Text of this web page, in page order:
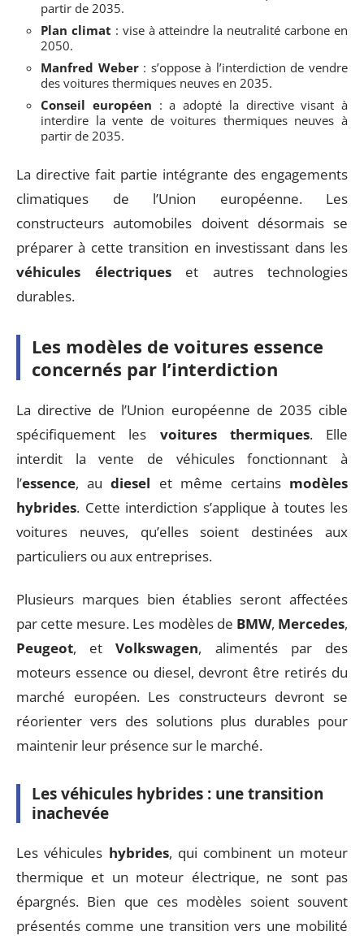
partir de 2035.
Plan climat : vise à atteindre la neutralité carbone en
2050.
Manfred Weber: s’oppose à l’interdiction de vendre
des voitures thermiques neuves en 2035.
Conseil européen : a adopté la directive visant à
interdire la vente de voitures thermiques neuves à
partir de 2035.
La directive fait partie intégrante des engagements
climatiques de l’Union européenne. Les
constructeurs automobiles doivent désormais se
préparer à cette transition en investissant dans les
véhicules électriqueset autres technologies
durables.
Les modèles de voitures essence
concernés par l’interdiction
La directive de l’Union européenne de 2035 cible
spécifiquement les voitures thermiques. Elle
interdit la vente de véhicules fonctionnant à
l’essence, audiesel et même certains modèles
hybrides. Cette interdiction s’applique à toutes les
voitures neuves, qu’elles soient destinées aux
particuliers ou aux entreprises.
Plusieurs marques bien établies seront affectées
par cette mesure. Les modèles de BMW, Mercedes,
Peugeot, etVolkswagen, alimentés par des
moteurs essence ou diesel, devront être retirés du
marché européen. Les constructeurs devront se
réorienter vers des solutions plus durables pour
maintenir leur présence sur le marché.
Les véhicules hybrides : une transition
inachevée
Les véhicules hybrides, qui combinent un moteur
thermique et un moteur électrique, ne sont pas
épargnés. Bien que ces modèles soient souvent
présentés comme une transition vers une mobilité